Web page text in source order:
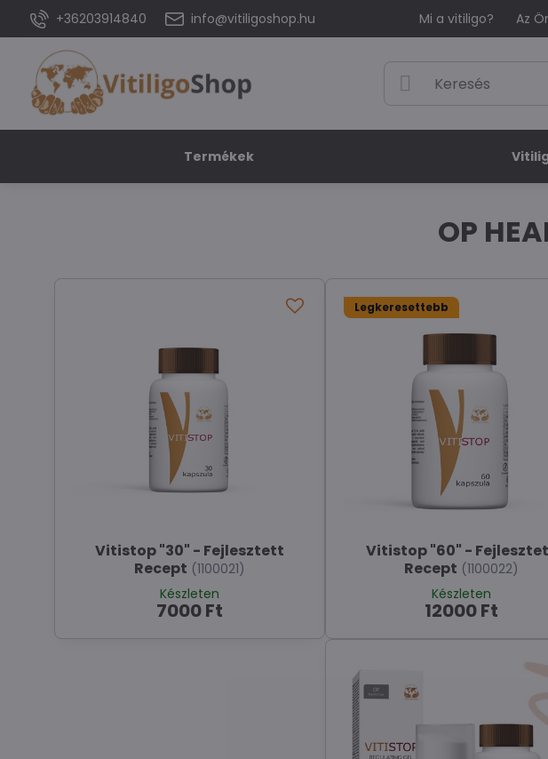
+36203914840 info@vitiligoshop.hu Mi a vitiligo? Az
Termékek
OP
Vitistop "30" - Fejlesztett
Recept (1100021)
Készleten
7000 Ft
Legkeresettebb
Vitistop "60" -
Recept (1100022)
Készleten
12000 Ft